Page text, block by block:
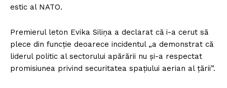
estic al NATO.
Premierul leton Evika Siliņa a declarat că i-a cerut să
plece din funcție deoarece incidentul „a demonstrat că
liderul politic al sectorului apărării nu și-a respectat
promisiunea privind securitatea spațiului aerian al țării”.